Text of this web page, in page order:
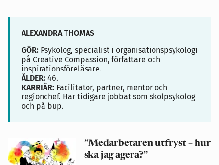
ALEXANDRA THOMAS
GÖR: Psykolog, specialist i organisationspsykologi
på Creative Compassion, författare och
inspirationsföreläsare.
ÅLDER: 46.
KARRIÄR: Facilitator, partner, mentor och
regionchef. Har tidigare jobbat som skolpsykolog
och på bup.
”Medarbetaren utfryst – hur
ska jag agera?”